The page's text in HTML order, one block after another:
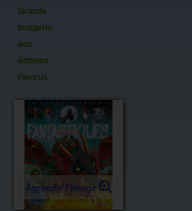
Grande
Imagerie
aux
éditions
Fleurus
Agrandir l'image